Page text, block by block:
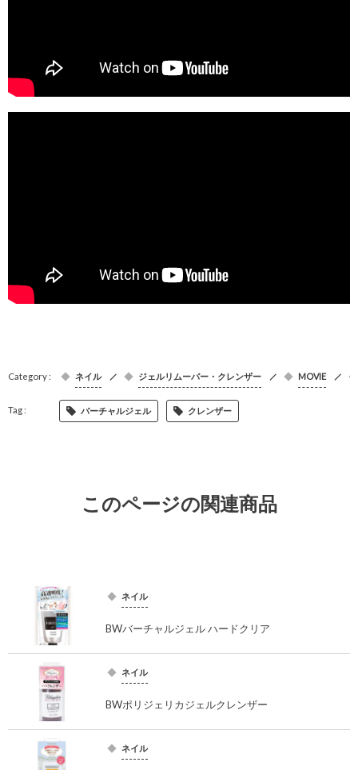
ネイル ジェルリムーバー・クレンザー MOVIE
バーチャルジェル クレンザー
このページの関連商品
ネイル
BWバーチャルジェル ハードクリア
ネイル
BWポリジェリカジェルクレンザー
ネイル